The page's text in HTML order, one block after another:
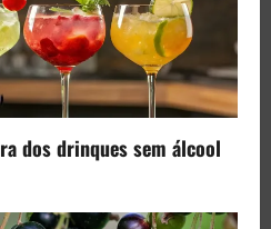
dos drinques sem álcool